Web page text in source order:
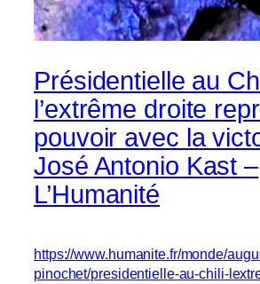
Présidentielle au
l’extrême droite
pouvoir avec la
José Antonio Kast –
L’Humanité
https://www.humanite.fr/monde/
pinochet/presidentielle-au-chili-